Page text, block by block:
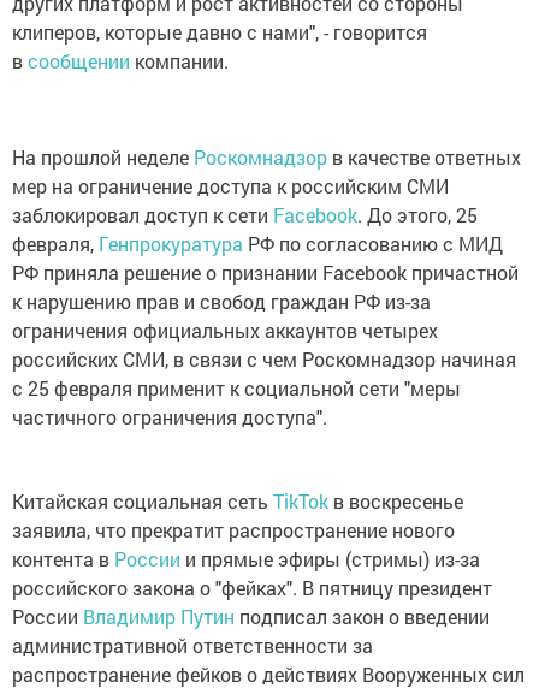
клиперов, которые давно с нами", - говорится
всообщении компании.
На прошлой неделе Роскомнадзор в качестве ответных
мер на ограничение доступа к российским СМИ
заблокировал доступ к сети Facebook. До этого, 25
февраля, Генпрокуратура РФ по согласованию с МИД
РФ приняла решение о признании Facebook причастной
к нарушению прав и свобод граждан РФ из-за
ограничения официальных аккаунтов четырех
российских СМИ, в связи с чем Роскомнадзор начиная
с 25 февраля применит к социальной сети "меры
частичного ограничения доступа".
Китайская социальная сеть TikTok в воскресенье
заявила, что прекратит распространение нового
контента в России и прямые эфиры (стримы) из-за
российского закона о "фейках". В пятницу президент
России Владимир Путин подписал закон о введении
административной ответственности за
распространение фейков о действиях Вооруженных сил